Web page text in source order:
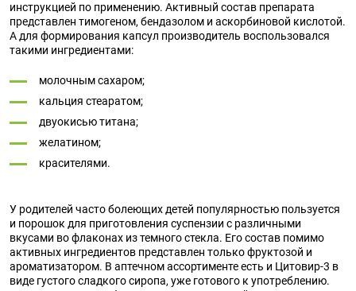
инструкцией по применению. Активный состав препарата
представлен тимогеном, бендазолом и аскорбиновой кислотой.
А для формирования капсул производитель воспользовался
такими ингредиентами:
молочным сахаром;
кальция стеаратом;
двуокисью титана;
желатином;
красителями.
У родителей часто болеющих детей популярностью пользуется
и порошок для приготовления суспензии с различными
вкусами во флаконах из темного стекла. Его состав помимо
активных ингредиентов представлен только фруктозой и
ароматизатором. В аптечном ассортименте есть и Цитовир-3 в
виде густого сладкого сиропа, уже готового к употреблению.